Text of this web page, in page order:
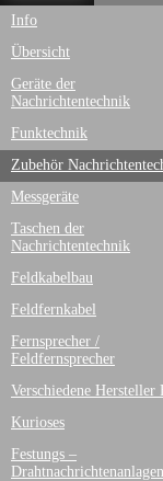
Info
Übersicht
Geräte der
Nachrichtentechnik
Funktechnik
Zubehör
Messgeräte
Taschen der
Nachrichtentechnik
Feldkabelbau
Feldfernkabel
Fernsprecher /
Feldfernsprecher
Verschiedene Hersteller
Kurioses
Festungs –
Drahtnachrichtenanlagen